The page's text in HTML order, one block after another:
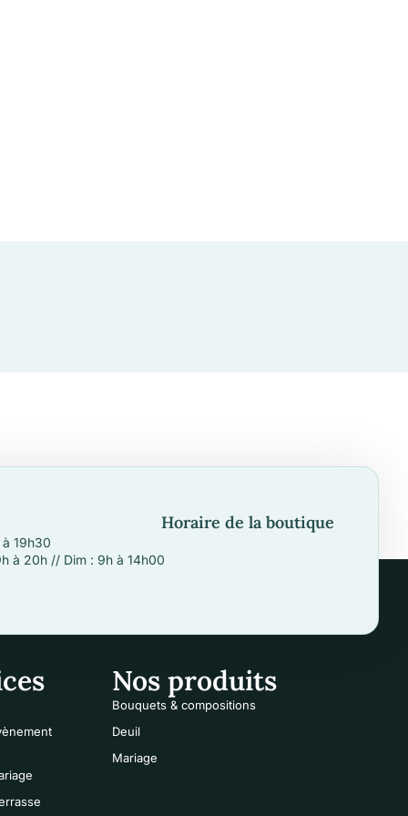
Horaire de la boutique
19h30
à 20h // Dim : 9h à 14h00
Nos produits
Bouquets & compositions
Deuil
Mariage